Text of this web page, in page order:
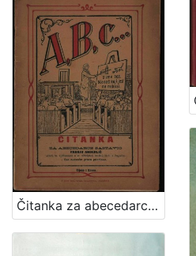
Čitanka za abecedarce / sastavio Franjo Anderlić